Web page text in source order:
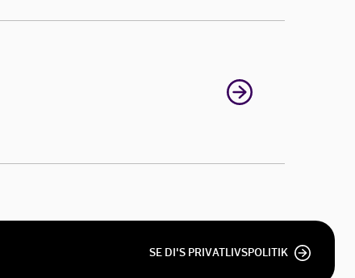
SE DI'S PRIVATLIVSPOLITIK